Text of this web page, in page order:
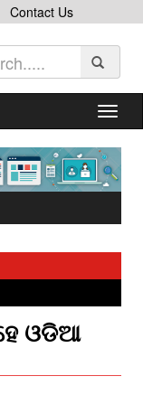
Contact Us
ଓଡିଆ